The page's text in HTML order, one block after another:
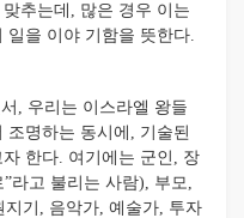
추는데, 많은 경우 이는
일을 이야 기함을 뜻한다.
, 우리는 이스라엘 왕들
조명하는 동시에, 기술된
한다. 여기에는 군인, 장
라고 불리는 사람), 부모,
기, 음악가, 예술가, 투자